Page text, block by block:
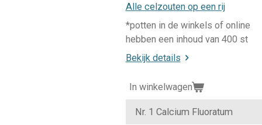
Alle celzouten op een rij
*potten in de winkels of online
hebben een inhoud van 400 st
Bekijk details
In winkelwagen